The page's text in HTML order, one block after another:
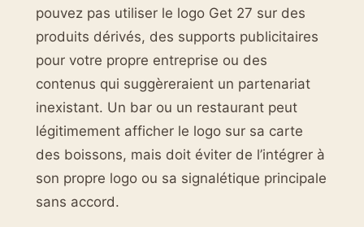
pouvez pas utiliser le logo Get 27 sur des
produits dérivés, des supports publicitaires
pour votre propre entreprise ou des
contenus qui suggèreraient un partenariat
inexistant. Un bar ou un restaurant peut
légitimement afficher le logo sur sa carte
des boissons, mais doit éviter de l’intégrer à
son propre logo ou sa signalétique principale
sans accord.